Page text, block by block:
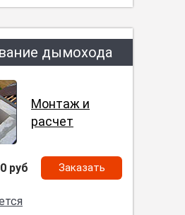
дымохода
Монтаж и
расчет
руб Заказать